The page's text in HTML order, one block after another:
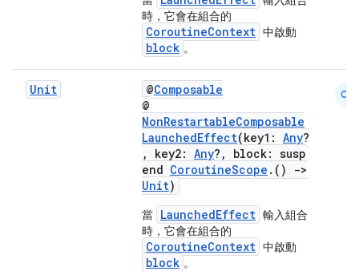
時，它會在組合的
CoroutineContext 中啟動
block 。
Unit @Composable
@
NonRestartableComposable
LaunchedEffect(key1: Any?
, key2: Any?, block: susp
end CoroutineScope .()
->
Unit)
當 LaunchedEffect 輸入組合
時，它會在組合的
CoroutineContext 中啟動
block 。
CM